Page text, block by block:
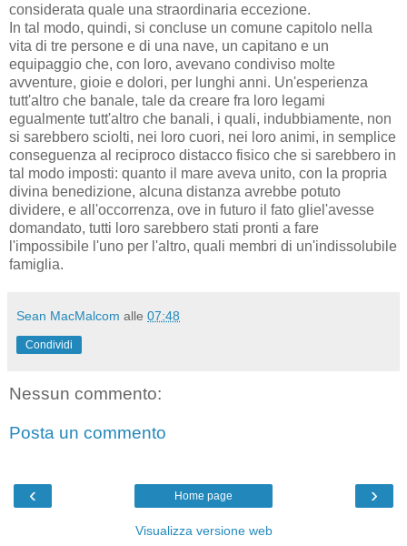
considerata quale una straordinaria eccezione.
In tal modo, quindi, si concluse un comune capitolo nella
vita di tre persone e di una nave, un capitano e un
equipaggio che, con loro, avevano condiviso molte
avventure, gioie e dolori, per lunghi anni. Un'esperienza
tutt'altro che banale, tale da creare fra loro legami
egualmente tutt'altro che banali, i quali, indubbiamente, non
si sarebbero sciolti, nei loro cuori, nei loro animi, in semplice
conseguenza al reciproco distacco fisico che si sarebbero in
tal modo imposti: quanto il mare aveva unito, con la propria
divina benedizione, alcuna distanza avrebbe potuto
dividere, e all'occorrenza, ove in futuro il fato gliel'avesse
domandato, tutti loro sarebbero stati pronti a fare
l'impossibile l'uno per l'altro, quali membri di un'indissolubile
famiglia.
Sean MacMalcom alle 07:48
Condividi
Nessun commento:
Posta un commento
‹ ›
Home page
Visualizza versione web